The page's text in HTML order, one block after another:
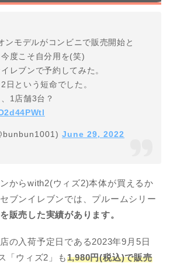
ンモデルがコンビニで販売開始と
度こそ自分用を(笑)
レブンで予約してみた。
日という短命でした。
1店舗3台？
June 29, 2022
からwith2(ウィズ2)本体が買えるか
ブンイレブンでは、プルームシリー
販売した実績があります。
の入荷予定日である2023年9月5日
「ウィズ2」も1,980円(税込)で販売